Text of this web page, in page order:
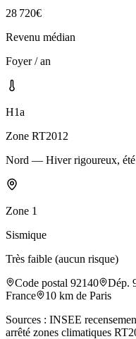
28 720€
Revenu médian
Foyer / an
H1a
Zone RT2012
Nord — Hiver rigoureux,
Zone 1
Sismique
Très faible (aucun risque)
Code postal 92140 Dép.
France
10 km de Paris
Sources : INSEE
arrêté zones climatiques